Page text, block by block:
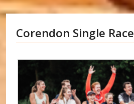
Corendon Single Race